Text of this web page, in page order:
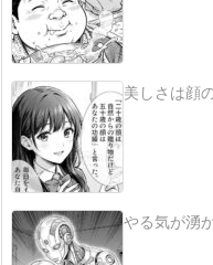
美しさは顔
やる気が湧